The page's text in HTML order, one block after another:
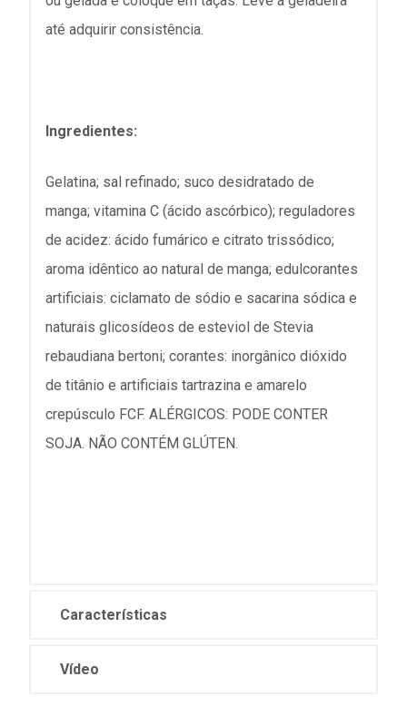
até adquirir consistência.
Ingredientes:
Gelatina; sal refinado; suco desidratado de
manga; vitamina C (ácido ascórbico); reguladores
de acidez: ácido fumárico e citrato trissódico;
aroma idêntico ao natural de manga; edulcorantes
artificiais: ciclamato de sódio e sacarina sódica e
naturais glicosídeos de esteviol de Stevia
rebaudiana bertoni; corantes: inorgânico dióxido
de titânio e artificiais tartrazina e amarelo
crepúsculo FCF. ALÉRGICOS: PODE CONTER
SOJA. NÃO CONTÉM GLÚTEN.
Características
Vídeo